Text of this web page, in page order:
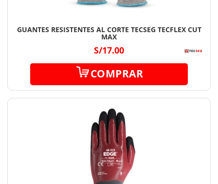
GUANTES RESISTENTES AL CORTE TECSEG TECFLEX CUT
MAX
S/17.00
COMPRAR